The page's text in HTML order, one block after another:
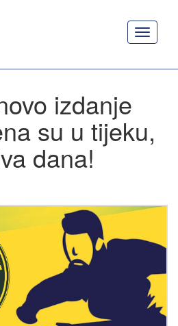
Toggle
izdanje
su u tijeku,
dana!